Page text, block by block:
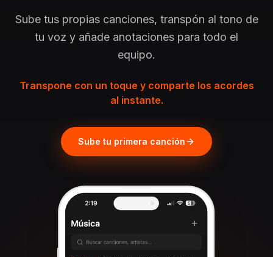
Sube tus propias canciones, transpón al tono de
tu voz y añade anotaciones para todo el
equipo.
Transpone con un toque y comparte los acordes
al instante.
Sube tu primera canción